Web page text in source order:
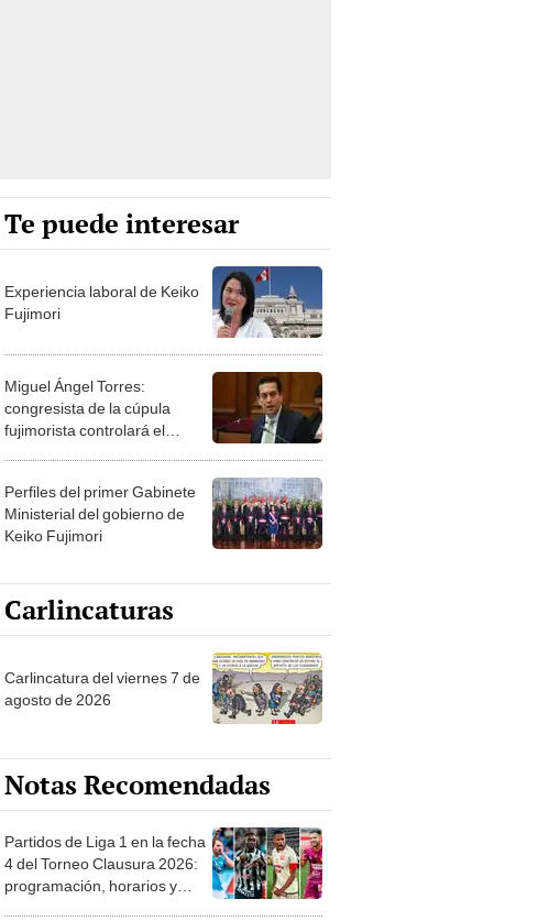
Te puede interesar
Experiencia laboral de Keiko
Fujimori
Miguel Ángel Torres:
congresista de la cúpula
fujimorista controlará el
Perfiles del primer Gabinete
Ministerial del gobierno de
Keiko Fujimori
Carlincaturas
Carlincatura del viernes 7 de
agosto de 2026
Notas Recomendadas
Partidos de Liga 1 en la fecha
4 del Torneo Clausura 2026:
programación, horarios y